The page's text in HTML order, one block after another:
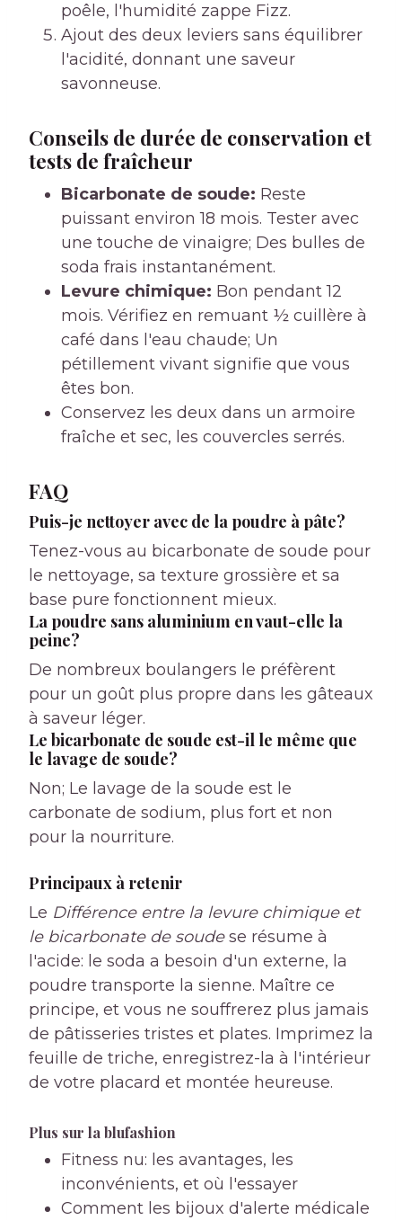
poêle, l'humidité zappe Fizz.
Ajout des deux leviers sans équilibrer
l'acidité, donnant une saveur
savonneuse.
Conseils de durée de conservation et
tests de fraîcheur
Bicarbonate de soude: Reste
puissant environ 18 mois. Tester avec
une touche de vinaigre; Des bulles de
soda frais instantanément.
Levure chimique: Bon pendant 12
mois. Vérifiez en remuant ½ cuillère à
café dans l'eau chaude; Un
pétillement vivant signifie que vous
êtes bon.
Conservez les deux dans un armoire
fraîche et sec, les couvercles serrés.
FAQ
Puis-je nettoyer avec de la poudre à pâte?
Tenez-vous au bicarbonate de soude pour
le nettoyage, sa texture grossière et sa
base pure fonctionnent mieux.
La poudre sans aluminium en vaut-elle la
peine?
De nombreux boulangers le préfèrent
pour un goût plus propre dans les gâteaux
à saveur léger.
Le bicarbonate de soude est-il le même que
le lavage de soude?
Non; Le lavage de la soude est le
carbonate de sodium, plus fort et non
pour la nourriture.
Principaux à retenir
Le Différence entre la levure chimique et
le bicarbonate de soudese résume à
l'acide: le soda a besoin d'un externe, la
poudre transporte la sienne. Maître ce
principe, et vous ne souffrerez plus jamais
de pâtisseries tristes et plates. Imprimez la
feuille de triche, enregistrez-la à l'intérieur
de votre placard et montée heureuse.
Plus sur la blufashion
Fitness nu: les avantages, les
inconvénients, et où l'essayer
Comment les bijoux d'alerte médicale